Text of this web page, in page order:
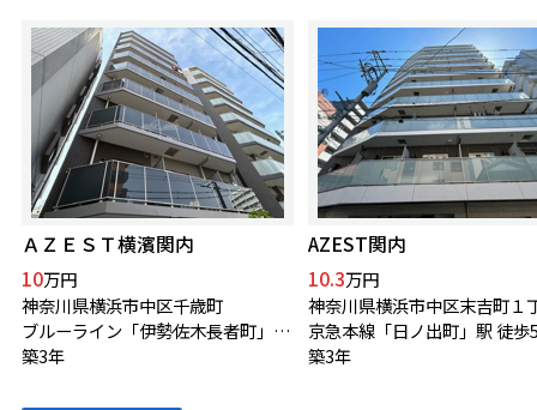
ＡＺＥＳＴ横濱関内
10万円
神奈川県横浜市中区千歳町
ブルーライン「伊勢佐木長者町」駅 徒歩6分
築3年
AZEST関内
10.3万円
神奈川県横浜市中区末吉町１
京急本線「日ノ出町」駅 徒歩
築3年